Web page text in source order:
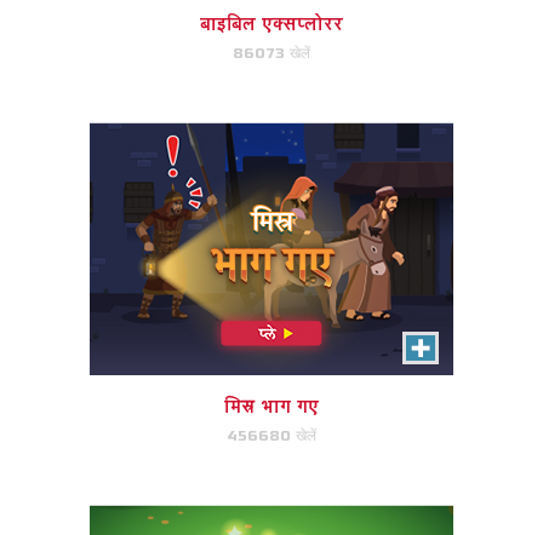
बाइबिल एक्सप्लोरर
86073 खेलें
मिस्र भाग गए
456680 खेलें
खोई हुई भेड़
बाधाओं से बचें, भेड़ें ढूंढें और मेगा-पॉइंट्स